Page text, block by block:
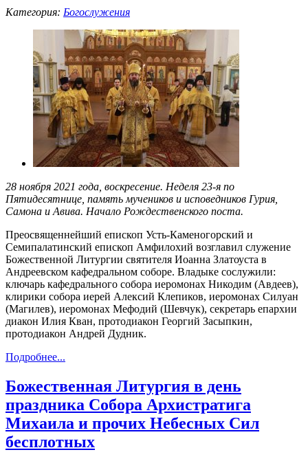
Категория: Богослужения
28 ноября 2021 года, воскресение. Неделя 23-я по
Пятидесятнице, память мучеников и исповедников Гурия,
Самона и Авива. Начало Рождественского поста.
Преосвященнейший епископ Усть-Каменогорский и
Семипалатинский епископ Амфилохий возглавил служение
Божественной Литургии святителя Иоанна Златоуста в
Андреевском кафедральном соборе. Владыке сослужили:
ключарь кафедрального собора иеромонах Никодим (Авдеев),
клирики собора иерей Алексий Клепиков, иеромонах Силуан
(Магилев), иеромонах Мефодий (Шевчук), секретарь епархии
диакон Илия Кван, протодиакон Георгий Засыпкин,
протодиакон Андрей Дудник.
Подробнее...
Божественная Литургия в день
праздника Собора Архистратига
Михаила и прочих Небесных Сил
бесплотных